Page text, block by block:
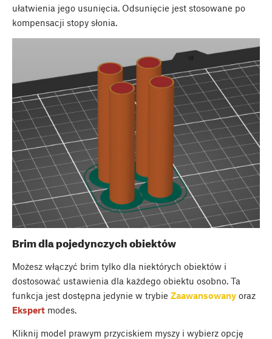
ułatwienia jego usunięcia. Odsunięcie jest stosowane po
kompensacji stopy słonia.
Brim dla pojedynczych obiektów
Możesz włączyć brim tylko dla niektórych obiektów i
dostosować ustawienia dla każdego obiektu osobno. Ta
funkcja jest dostępna jedynie w trybie Zaawansowany oraz
Ekspert modes.
Kliknij model prawym przyciskiem myszy i wybierz opcję